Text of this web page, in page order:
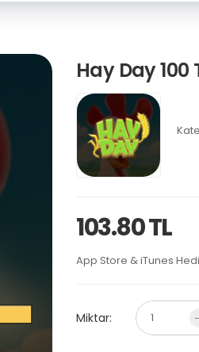
Hay Day 100
103.80 TL
App Store & iTunes
Miktar: